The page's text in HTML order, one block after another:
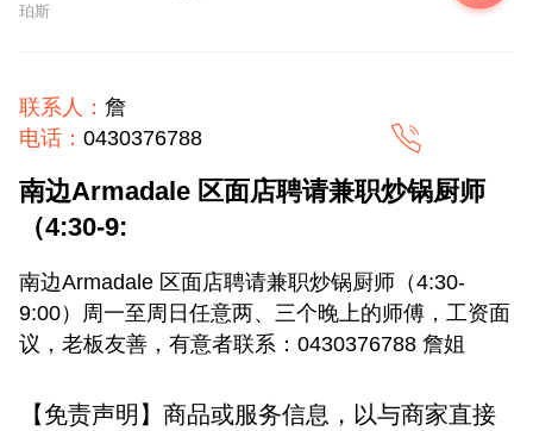
珀斯
联系人： 詹
电话： 0430376788
南边Armadale 区面店聘请兼职炒锅厨师
（4:30-9:
南边Armadale 区面店聘请兼职炒锅厨师（4:30-
9:00）周一至周日任意两、三个晚上的师傅，工资面
议，老板友善，有意者联系：0430376788 詹姐
【免责声明】商品或服务信息，以与商家直接